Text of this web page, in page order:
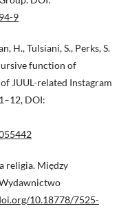
9
H., Tulsiani, S., Perks, S.
function of
JUUL-related Instagram
DOI:
religia. Między
10.18778/7525-